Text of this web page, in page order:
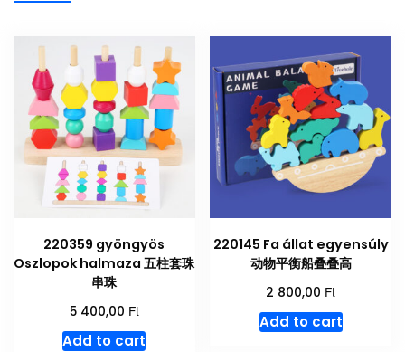
220359 gyöngyös
Oszlopok halmaza 五柱套珠
串珠
5 400,00 Ft
Add to cart
220145 Fa állat egyensúly
动物平衡船叠叠高
2 800,00 Ft
Add to cart